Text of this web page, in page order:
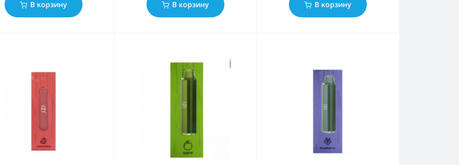
В корзину В корзину В корзину